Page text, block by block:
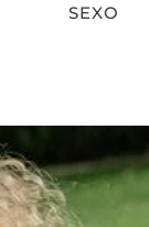
SEXO